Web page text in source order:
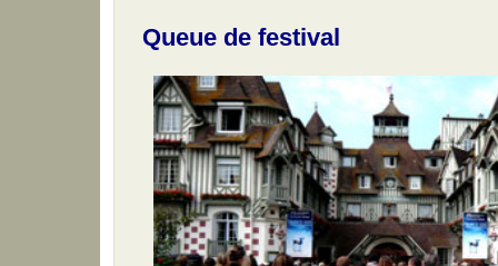
Queue de festival